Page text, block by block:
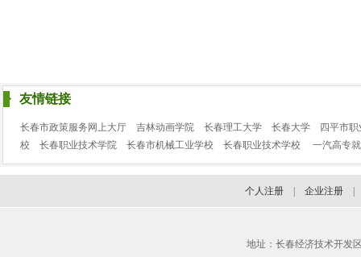
友情链接
长春市政策服务网上大厅 吉林动画学院 长春理工大学 长春大学
四平市
校
长春职业技术学院 长春市机械工业学校 长春职业技术学校 一汽高专
个人注册 企业注册
地址：长春经济技术开发